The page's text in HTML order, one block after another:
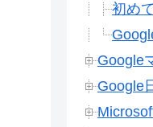
初め
Google
Google